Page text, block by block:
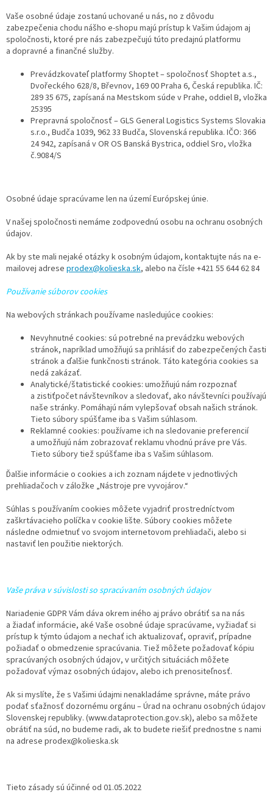
Vaše osobné údaje zostanú uchované u nás, no z dôvodu
zabezpečenia chodu nášho e-shopu majú prístup k Vašim údajom aj
spoločnosti, ktoré pre nás zabezpečujú túto predajnú platformu
a dopravné a finančné služby.
Prevádzkovateľ platformy Shoptet – spoločnosť Shoptet a.s.,
Dvořeckého 628/8, Břevnov, 169 00 Praha 6, Česká republika. IČ:
289 35 675, zapísaná na Mestskom súde v Prahe, oddiel B, vložka
25395
Prepravná spoločnosť – GLS General Logistics Systems Slovakia
s.r.o., Budča 1039, 962 33 Budča, Slovenská republika. IČO: 366
24 942, zapísaná v OR OS Banská Bystrica, oddiel Sro, vložka
č.9084/S
Osobné údaje spracúvame len na území Európskej únie.
V našej spoločnosti nemáme zodpovednú osobu na ochranu osobných
údajov.
Ak by ste mali nejaké otázky k osobným údajom, kontaktujte nás na e-
mailovej adrese prodex@kolieska.sk, alebo na čísle +421 55 644 62 84
Používanie súborov cookies
Na webových stránkach používame nasledujúce cookies:
Nevyhnutné cookies: sú potrebné na prevádzku webových
stránok, napríklad umožňujú sa prihlásiť do zabezpečených časti
stránok a ďalšie funkčnosti stránok. Táto kategória cookies sa
nedá zakázať.
Analytické/štatistické cookies: umožňujú nám rozpoznať
a zistiťpočet návštevníkov a sledovať, ako návštevníci používajú
naše stránky. Pomáhajú nám vylepšovať obsah našich stránok.
Tieto súbory spúšťame iba s Vašim súhlasom.
Reklamné cookies: používame ich na sledovanie preferencií
a umožňujú nám zobrazovať reklamu vhodnú práve pre Vás.
Tieto súbory tiež spúšťame iba s Vašim súhlasom.
Ďalšie informácie o cookies a ich zoznam nájdete v jednotlivých
prehliadačoch v záložke „Nástroje pre vyvojárov.“
Súhlas s používaním cookies môžete vyjadriť prostredníctvom
zaškrtávacieho políčka v cookie lište. Súbory cookies môžete
následne odmietnuť vo svojom internetovom prehliadači, alebo si
nastaviť len použitie niektorých.
Vaše práva v súvislosti so spracúvaním osobných údajov
Nariadenie GDPR Vám dáva okrem iného aj právo obrátiť sa na nás
a žiadať informácie, aké Vaše osobné údaje spracúvame, vyžiadať si
prístup k týmto údajom a nechať ich aktualizovať, opraviť, prípadne
požiadať o obmedzenie spracúvania. Tiež môžete požadovať kópiu
spracúvaných osobných údajov, v určitých situáciách môžete
požadovať výmaz osobných údajov, alebo ich prenositeľnosť.
Ak si myslíte, že s Vašimi údajmi nenakladáme správne, máte právo
podať sťažnosť dozornému orgánu – Úrad na ochranu osobných údajov
Slovenskej republiky. (www.dataprotection.gov.sk), alebo sa môžete
obrátiť na súd, no budeme radi, ak to budete riešiť prednostne s nami
na adrese prodex@kolieska.sk
Tieto zásady sú účinné od 01.05.2022